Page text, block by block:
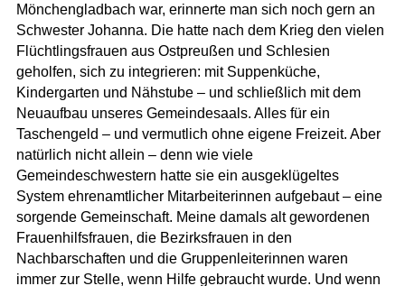
Mönchengladbach war, erinnerte man sich noch gern an
Schwester Johanna. Die hatte nach dem Krieg den vielen
Flüchtlingsfrauen aus Ostpreußen und Schlesien
geholfen, sich zu integrieren: mit Suppenküche,
Kindergarten und Nähstube – und schließlich mit dem
Neuaufbau unseres Gemeindesaals. Alles für ein
Taschengeld – und vermutlich ohne eigene Freizeit. Aber
natürlich nicht allein – denn wie viele
Gemeindeschwestern hatte sie ein ausgeklügeltes
System ehrenamtlicher Mitarbeiterinnen aufgebaut – eine
sorgende Gemeinschaft. Meine damals alt gewordenen
Frauenhilfsfrauen, die Bezirksfrauen in den
Nachbarschaften und die Gruppenleiterinnen waren
immer zur Stelle, wenn Hilfe gebraucht wurde. Und wenn